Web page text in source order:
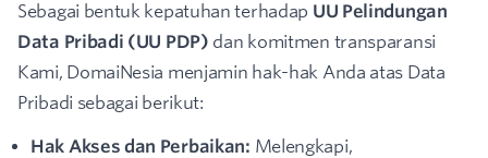
Sebagai bentuk kepatuhan terhadap UU Pelindungan
Data Pribadi (UU PDP) dan komitmen transparansi
Kami, DomaiNesia menjamin hak-hak Anda atas Data
Pribadi sebagai berikut:
Hak Akses dan Perbaikan: Melengkapi,